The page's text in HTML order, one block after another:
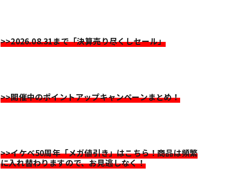
>>2026.08.31まで「決算売り尽くしセール」
>>開催中のポイントアップキャンペーンまとめ！
>>イケベ50周年「メガ値引き」はこちら！商品は頻繁
に入れ替わりますので、お見逃しなく！